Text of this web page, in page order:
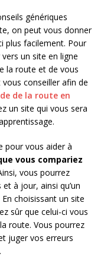
génériques
on peut vous donner
plus facilement. Pour
un site en ligne
la route et de vous
vous conseiller afin de
de la route en
un site qui vous sera
pour vous aider à
vous compariez
vous pourrez
à jour, ainsi qu’un
choisissant un site
sûr que celui-ci vous
route. Vous pourrez
juger vos erreurs